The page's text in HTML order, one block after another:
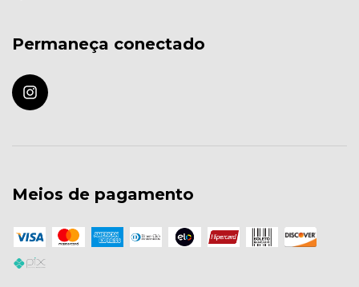
Permaneça conectado
Meios de pagamento